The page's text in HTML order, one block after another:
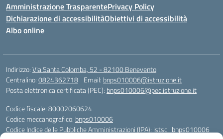
Amministrazione TrasparentePrivacy Policy
Dichiarazione di accessibilitàObiettivi di accessibilità
Albo online
Indirizzo:Via Santa Colomba, 52 - 82100 Benevento
Centralino:0824362718 Email: bnps010006@istruzione.it
Posta elettronica certificata (PEC): bnps010006@pec.istruzione.it
Codice fiscale: 80002060624
Codice meccanografico: bnps010006
Codice Indice delle Pubbliche Amministrazioni (IPA): istsc_bnps010006